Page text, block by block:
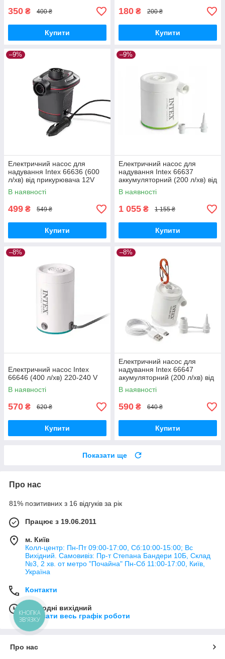
350 ₴ 400 ₴
Купити
180 ₴ 200 ₴
Купити
–9%
Електричний насос для
надування Intex 66636 (600
л/хв) від прикурювача 12V
В наявності
499 ₴ 549 ₴
Купити
–9%
Електричний насос для
надування Intex 66637
аккумуляторний (200 л/хв) від
USB 5V + Powerbank 2000
mAh
В наявності
1 055 ₴ 1 155 ₴
Купити
–8%
Електричний насос Intex
66646 (400 л/хв) 220-240 V
В наявності
570 ₴ 620 ₴
Купити
–8%
Електричний насос для
надування Intex 66647
акумуляторний (200 л/хв) від
USB 5V + LED ліхтар
В наявності
590 ₴ 640 ₴
Купити
Показати ще
Про нас
81% позитивних з 16 відгуків за рік
Працює з 19.06.2011
м. Київ
Колл-центр: Пн-Пт 09:00-17:00, Сб:10:00-15:00; Вс
Вихідний. Самовивіз: Пр-т Степана Бандери 10Б, Склад
№3, 2 хв. от метро "Почайна" Пн-Cб 11:00-17:00, Київ,
Україна
Контакти
Сьогодні вихідний
Показати весь графік роботи
Про нас
КНОПКА
ЗВ'ЯЗКУ